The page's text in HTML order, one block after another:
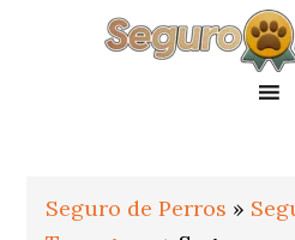
Seguro de Perros »